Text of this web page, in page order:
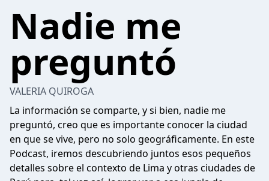
Nadie me
preguntó
VALERIA QUIROGA
La información se comparte, y si bien, nadie me
preguntó, creo que es importante conocer la ciudad
en que se vive, pero no solo geográficamente. En este
Podcast, iremos descubriendo juntos esos pequeños
detalles sobre el contexto de Lima y otras ciudades de